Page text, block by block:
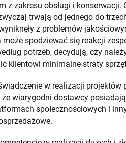
z zakresu obsługi i
trwają od jednego do
z problemów
spodziewać się reakcji
potrzeb, decydują, czy
klientowi minimalne straty
w realizacji
wiarygodni dostawcy
społecznościowych i